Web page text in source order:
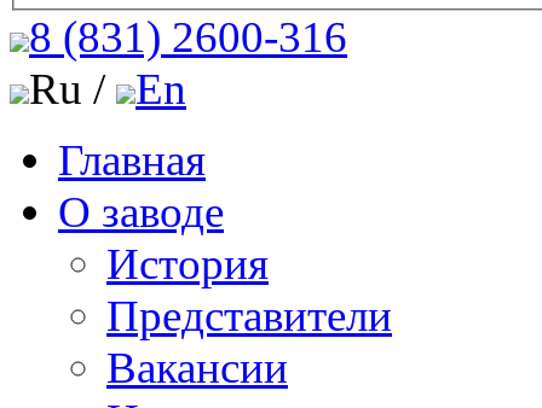
8 (831) 2600-316
Ru /
En
Главная
О заводе
История
Представители
Вакансии